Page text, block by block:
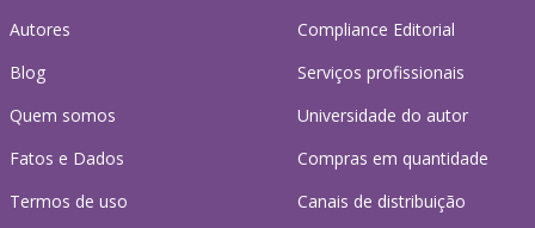
Autores
Blog
Quem somos
Fatos e Dados
Termos de uso
Compliance Editorial
Serviços profissionais
Universidade do autor
Compras em quantidade
Canais de distribuição